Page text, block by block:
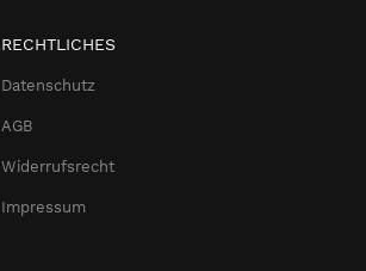
RECHTLICHES
Datenschutz
AGB
Widerrufsrecht
Impressum